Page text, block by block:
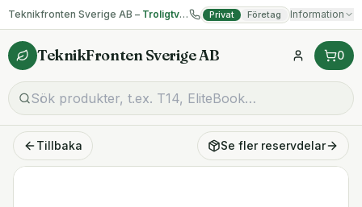
Teknikfronten Sverige AB – Troligtvis billigast på begagnad IT! Privat Företag Information
TeknikFronten Sverige AB 0
Tillbaka Se fler reservdelar